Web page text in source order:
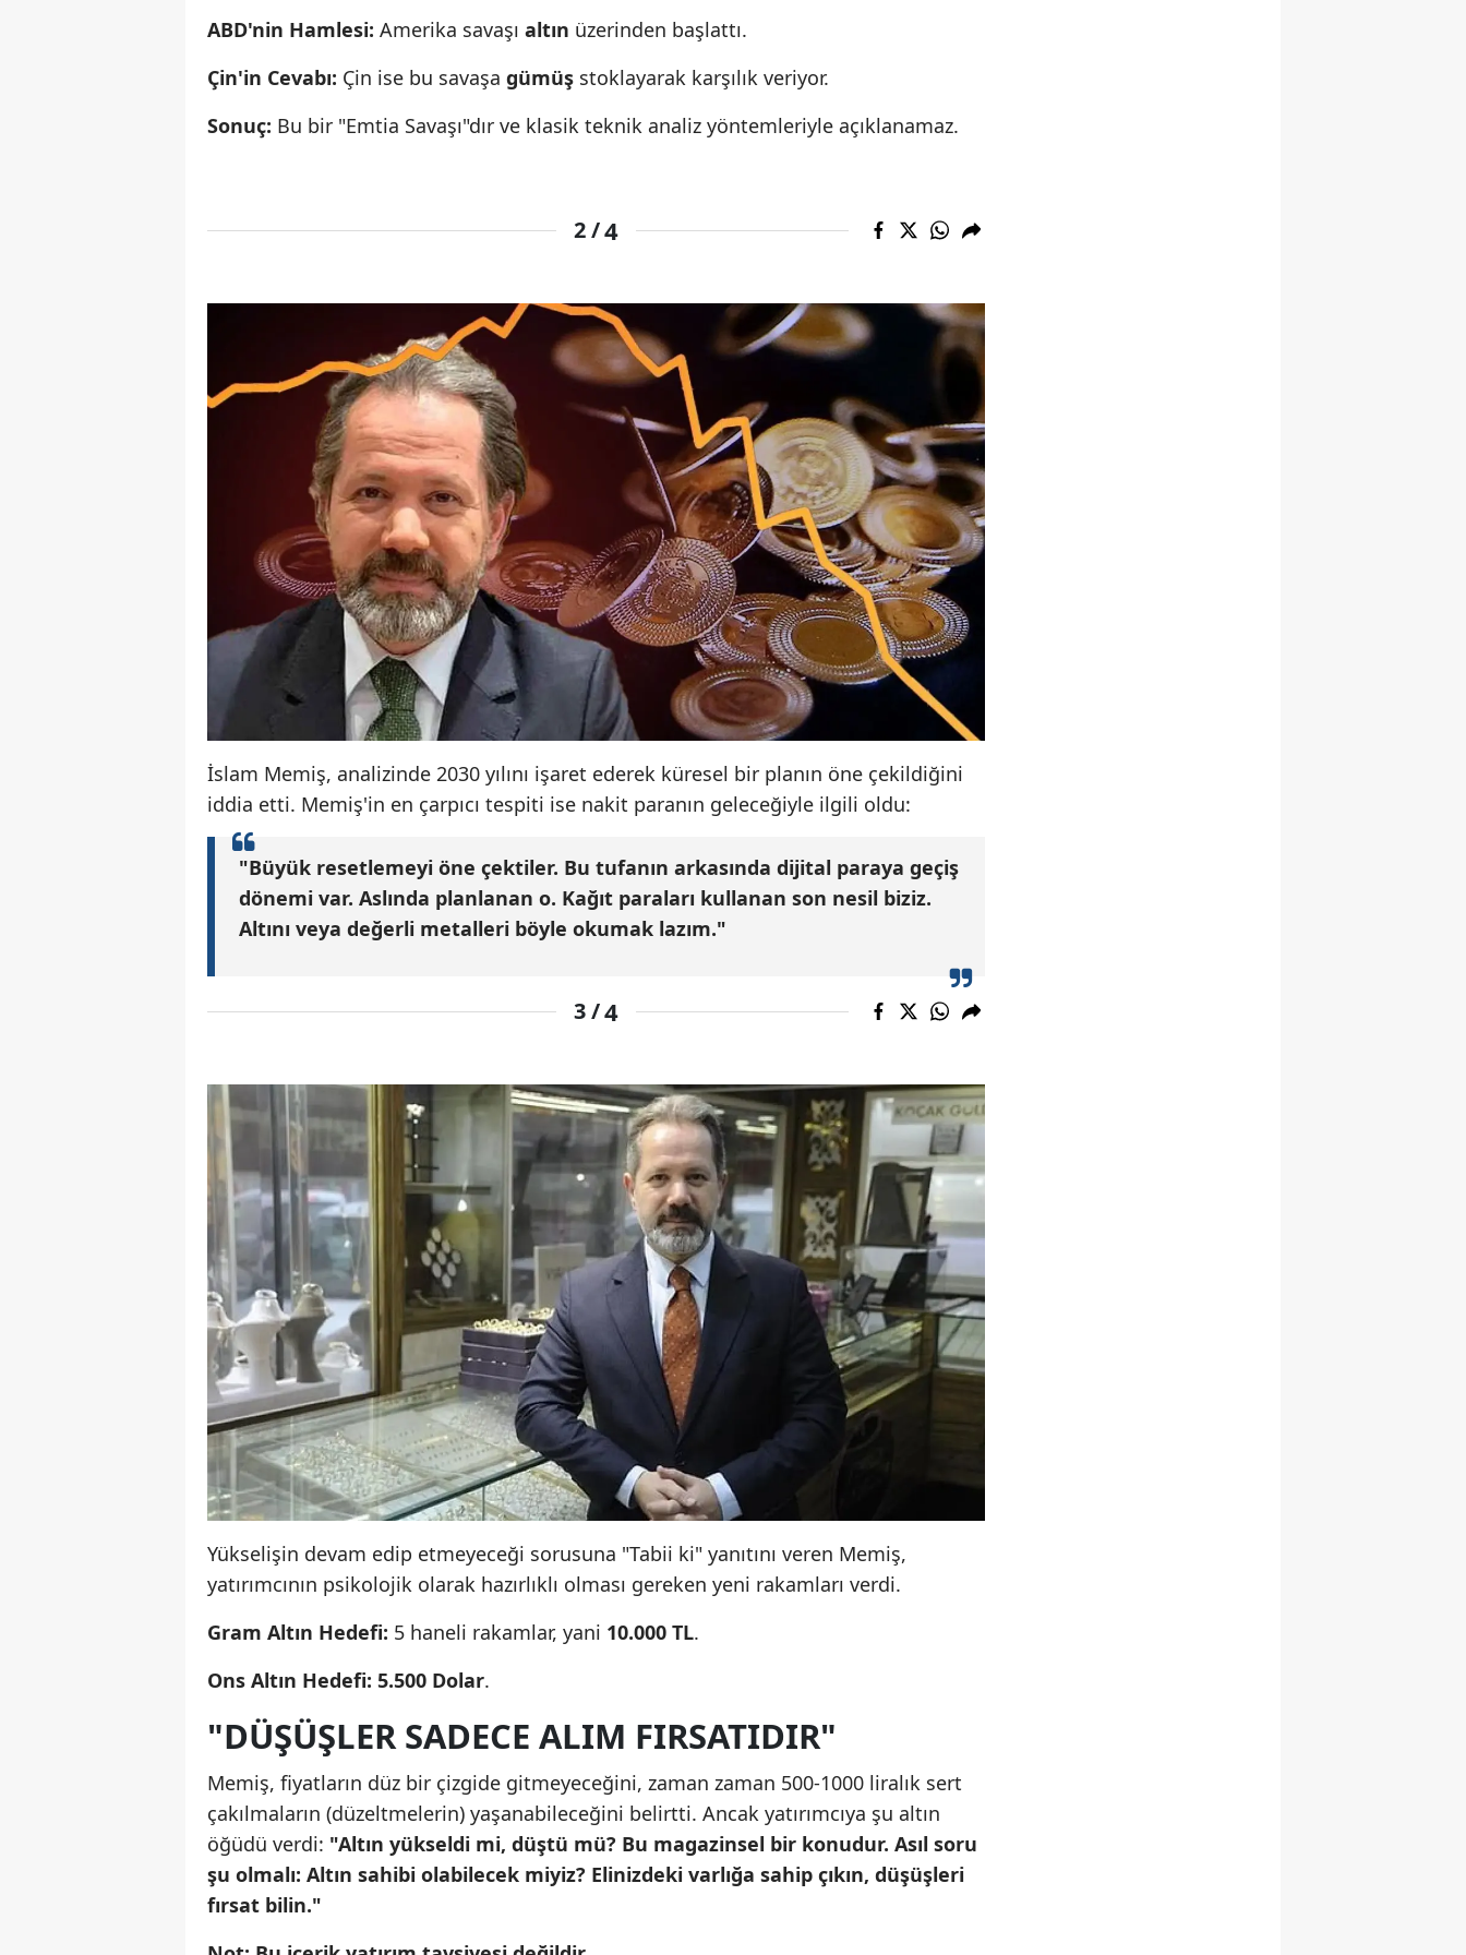
Manisa
Kahramanmaraş
Nevşehir
Niğde
Ordu
Rize
Sakarya
Samsun
Siirt
Sinop
Sivas
Trabzon
Şanlıurfa
Yozgat
Aksaray
Bayburt
Karaman
Kırıkkale
Batman
Şırnak
Bartın
Ardahan
Karabük
Kilis
ABD'nin Hamlesi: Amerika savaşı altın üzerinden başlattı.
Çin'in Cevabı: Çin ise bu savaşa gümüş stoklayarak karşılık veriyor.
Sonuç: Bu bir "Emtia Savaşı"dır ve klasik teknik analiz yöntemleriyle açıklanamaz.
2 /4
İslam Memiş, analizinde 2030 yılını işaret ederek küresel bir planın öne çekildiğini
iddia etti. Memiş'in en çarpıcı tespiti ise nakit paranın geleceğiyle ilgili oldu:
"Büyük resetlemeyi öne çektiler. Bu tufanın arkasında dijital paraya geçiş
dönemi var. Aslında planlanan o. Kağıt paraları kullanan son nesil biziz.
Altını veya değerli metalleri böyle okumak lazım."
3 /4
Yükselişin devam edip etmeyeceği sorusuna "Tabii ki" yanıtını veren Memiş,
yatırımcının psikolojik olarak hazırlıklı olması gereken yeni rakamları verdi.
Gram Altın Hedefi: 5 haneli rakamlar, yani 10.000 TL.
Ons Altın Hedefi: 5.500 Dolar.
"DÜŞÜŞLER SADECE ALIM FIRSATIDIR"
Memiş, fiyatların düz bir çizgide gitmeyeceğini, zaman zaman 500-1000 liralık sert
çakılmaların (düzeltmelerin) yaşanabileceğini belirtti. Ancak yatırımcıya şu altın
öğüdü verdi: "Altın yükseldi mi, düştü mü? Bu magazinsel bir konudur. Asıl soru
şu olmalı: Altın sahibi olabilecek miyiz? Elinizdeki varlığa sahip çıkın, düşüşleri
fırsat bilin."